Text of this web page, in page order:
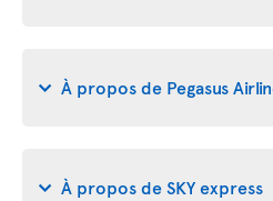
À propos de Pegasus
À propos de SKY express